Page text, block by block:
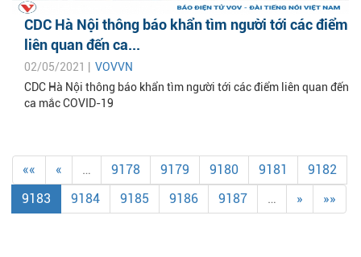
CDC Hà Nội thông báo khẩn tìm người tới các điểm
liên quan đến ca...
02/05/2021 | VOVVN
CDC Hà Nội thông báo khẩn tìm người tới các điểm liên quan đến
ca mắc COVID-19
«« « … 9178 9179 9180 9181
9182
9183
9184 9185 9186 9187 … » »»